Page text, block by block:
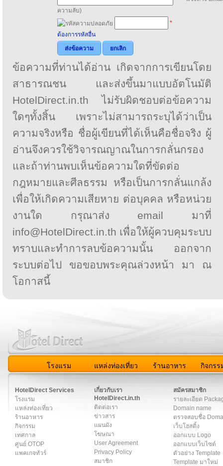
ความลับ)
*
ต้องการรหัสอื่น
ส่งข้อความ
ยกเลิก
ข้อความที่ท่านได้อ่าน เกิดจากการเขียนโดย
สาธารณชน และส่งขึ้นมาแบบอัตโนมัติ
HotelDirect.in.th ไม่รับผิดชอบต่อข้อความ
ใดๆทั้งสิ้น เพราะไม่สามารถระบุได้ว่าเป็น
ความจริงหรือ ชื่อผู้เขียนที่ได้เห็นคือชื่อจริง ผู้
อ่านจึงควรใช้วิจารณญาณในการกลั่นกรอง
และถ้าท่านพบเห็นข้อความใดที่ขัดต่อ
กฎหมายและศีลธรรม หรือเป็นการกลั่นแกล้ง
เพื่อให้เกิดความเสียหาย ต่อบุคคล หรือหน่วย
งานใด กรุณาส่ง email มาที่
info@HotelDirect.in.th เพื่อให้ผู้ควบคุมระบบ
ทราบและทำการลบข้อความนั้น ออกจาก
ระบบต่อไป ขอขอบพระคุณล่วงหน้า มา ณ
โอกาสนี้
โรงแรม แหล่งท่องเที่ยว ร้านอาหาร กิจกรร
HotelDirect Services
โรงแรม
แหล่งท่องเที่ยว
ร้านอาหาร
กิจกรรม
เทศกาล
ศูนย์ OTOP
แพคเกจทัวร์
เกี่ยวกับเรา
HotelDirect.in.th
ติดต่อเรา
ข่าวสาร
แผนผัง
โฆษณา
User Agreement
Privacy Policy
สมาชิก
สมัครสมาชิก
รายละเอียด
Domain name
ตรวจสอบชื่อ
เว็บโฮสติ้ง
ออกแบบ Logo
ออกแบบเว็บไซต์
ตัวอย่าง Template
Template มาใหม่